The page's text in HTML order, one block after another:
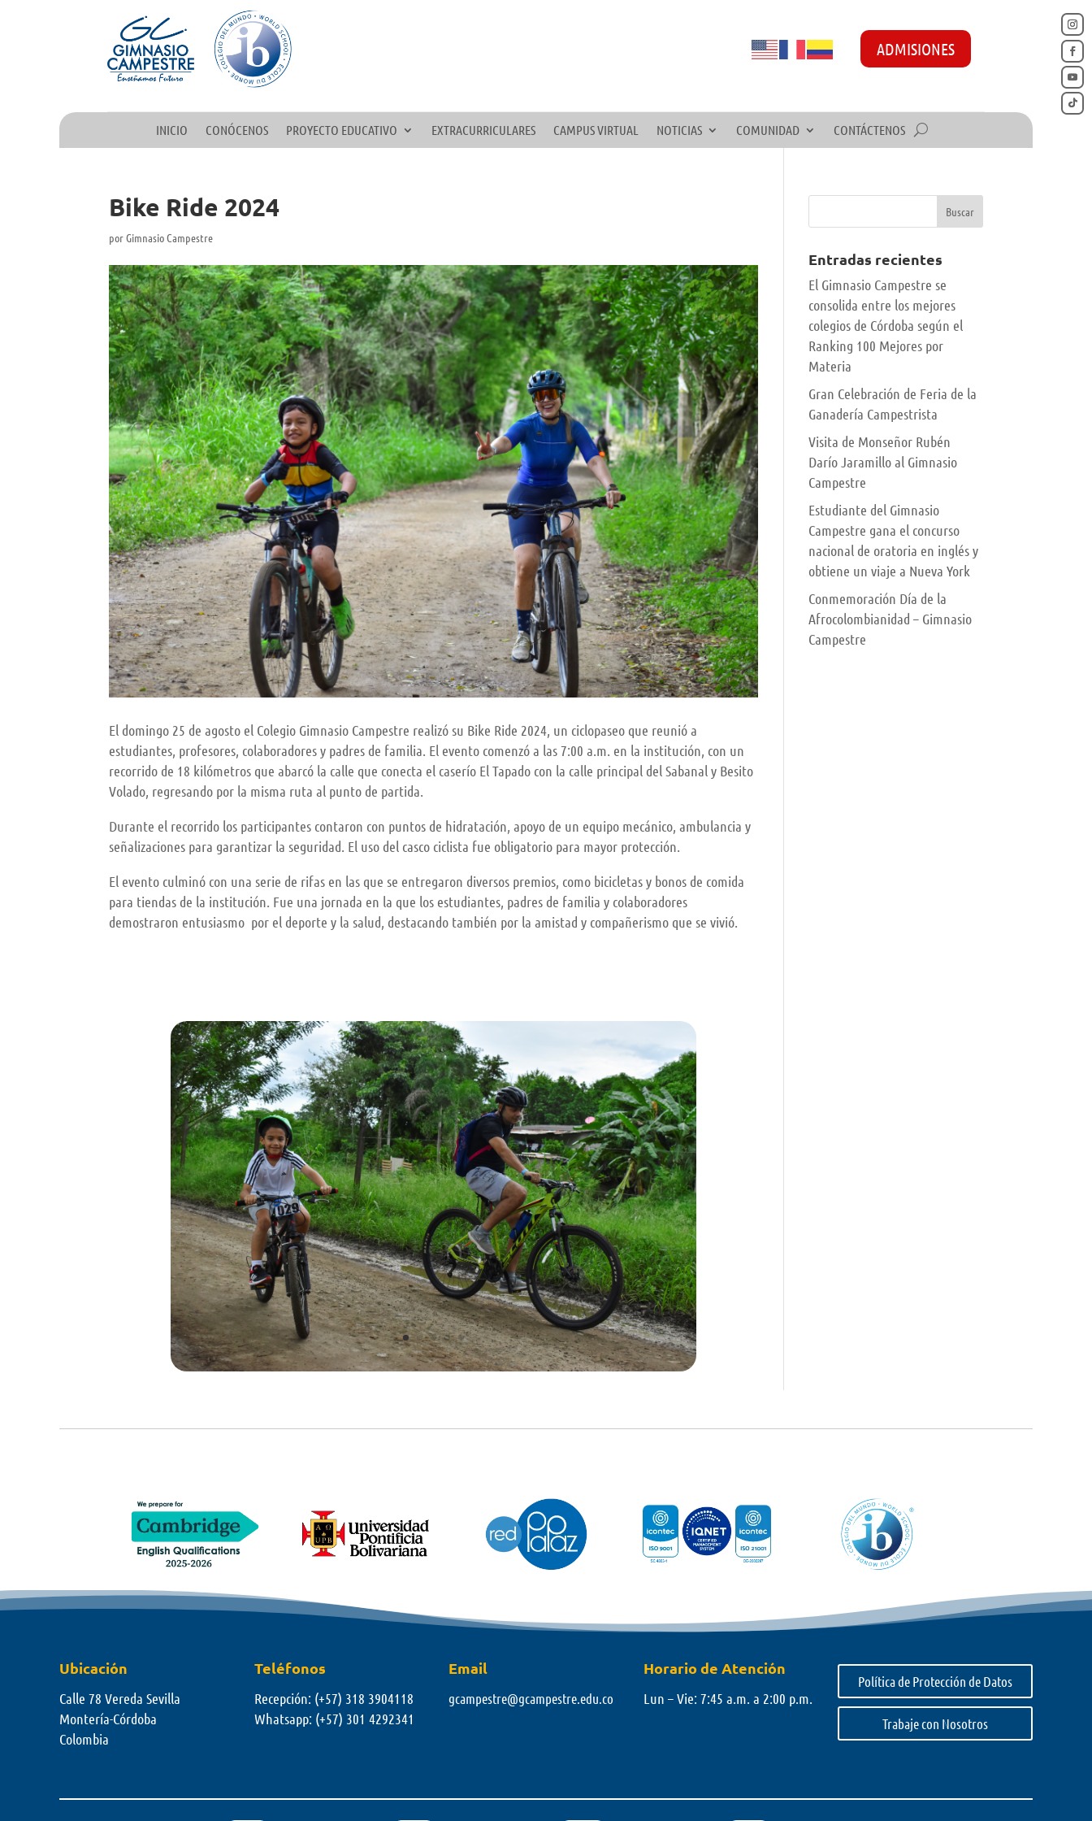
ADMISIONES
INICIO CONÓCENOS PROYECTO EDUCATIVO EXTRACURRICULARES CAMPUS VIRTUAL NOTICIAS COMUNIDAD CONTÁCTENOS
Bike Ride 2024
porGimnasio Campestre
El domingo 25 de agosto el Colegio Gimnasio Campestre realizó su Bike Ride 2024, un ciclopaseo que reunió a
estudiantes, profesores, colaboradores y padres de familia. El evento comenzó a las 7:00 a.m. en la institución, con un
recorrido de 18 kilómetros que abarcó la calle que conecta el caserío El Tapado con la calle principal del Sabanal y Besito
Volado, regresando por la misma ruta al punto de partida.
Durante el recorrido los participantes contaron con puntos de hidratación, apoyo de un equipo mecánico, ambulancia y
señalizaciones para garantizar la seguridad. El uso del casco ciclista fue obligatorio para mayor protección.
El evento culminó con una serie de rifas en las que se entregaron diversos premios, como bicicletas y bonos de comida
para tiendas de la institución. Fue una jornada en la que los estudiantes, padres de familia y colaboradores
demostraron entusiasmo por el deporte y la salud, destacando también por la amistad y compañerismo que se vivió.
Entradas recientes
El Gimnasio Campestre se
consolida entre los mejores
colegios de Córdoba según el
Ranking 100 Mejores por
Materia
Gran Celebración de Feria de la
Ganadería Campestrista
Visita de Monseñor Rubén
Darío Jaramillo al Gimnasio
Campestre
Estudiante del Gimnasio
Campestre gana el concurso
nacional de oratoria en inglés y
obtiene un viaje a Nueva York
Conmemoración Día de la
Afrocolombianidad – Gimnasio
Campestre
Ubicación
Calle 78 Vereda Sevilla
Montería-Córdoba
Colombia
Teléfonos
Recepción: (+57) 318 3904118
Whatsapp: (+57) 301 4292341
Email
gcampestre@gcampestre.edu.co
Horario de Atención
Lun – Vie: 7:45 a.m. a 2:00 p.m.
Política de Protección de Datos
Trabaje con Nosotros